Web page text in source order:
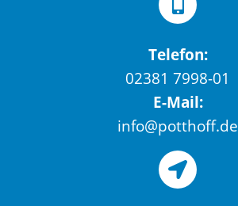
Telefon:
02381 7998-01
E-Mail:
info@potthoff.de